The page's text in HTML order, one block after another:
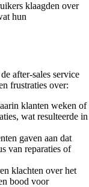
klaagden over
hun
after-sales service
frustraties over:
klanten weken of
wat resulteerde in
gaven aan dat
van reparaties of
klachten over het
bood voor